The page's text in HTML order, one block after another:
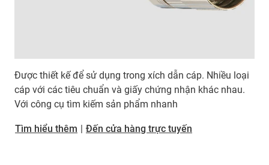
Được thiết kế để sử dụng trong xích dẫn cáp. Nhiều loại
cáp với các tiêu chuẩn và giấy chứng nhận khác nhau.
Với công cụ tìm kiếm sản phẩm nhanh
​​​​​​​Tìm hiểu thêm | Đến cửa hàng trực tuyến